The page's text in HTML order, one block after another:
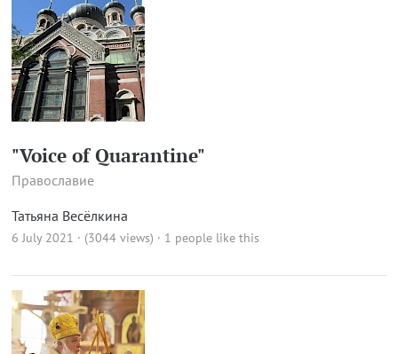
"Voice of Quarantine"
Православие
Татьяна Весёлкина
6 July 2021 · (3044 views) · 1 people like this